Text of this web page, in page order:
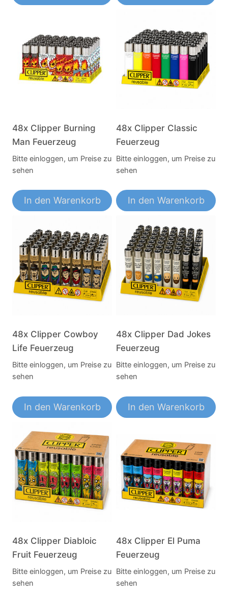
48x Clipper Burning
Man Feuerzeug
Bitte einloggen, um Preise zu
sehen
In den Warenkorb
48x Clipper Classic
Feuerzeug
Bitte einloggen, um Preise zu
sehen
In den Warenkorb
48x Clipper Cowboy
Life Feuerzeug
Bitte einloggen, um Preise zu
sehen
In den Warenkorb
48x Clipper Dad Jokes
Feuerzeug
Bitte einloggen, um Preise zu
sehen
In den Warenkorb
48x Clipper Diabloic
Fruit Feuerzeug
Bitte einloggen, um Preise zu
sehen
48x Clipper El Puma
Feuerzeug
Bitte einloggen, um Preise zu
sehen